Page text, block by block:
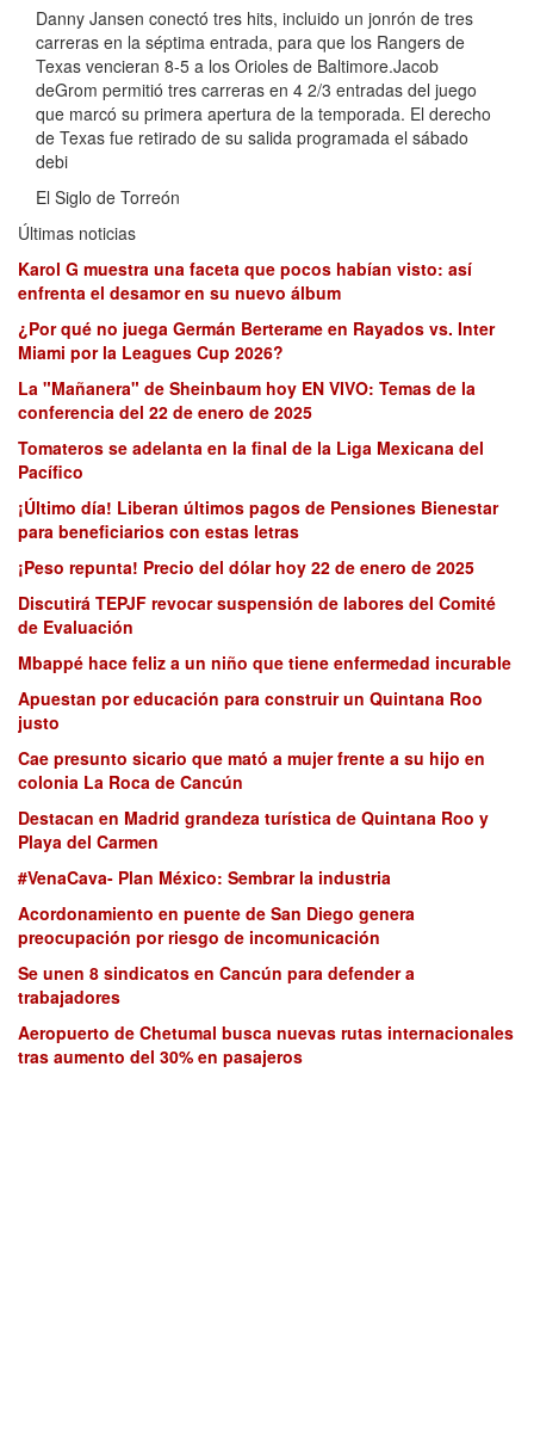
Danny Jansen conectó tres hits, incluido un jonrón de tres
carreras en la séptima entrada, para que los Rangers de
Texas vencieran 8-5 a los Orioles de Baltimore.Jacob
deGrom permitió tres carreras en 4 2/3 entradas del juego
que marcó su primera apertura de la temporada. El derecho
de Texas fue retirado de su salida programada el sábado
debi
El Siglo de Torreón
Últimas noticias
Karol G muestra una faceta que pocos habían visto: así
enfrenta el desamor en su nuevo álbum
¿Por qué no juega Germán Berterame en Rayados vs. Inter
Miami por la Leagues Cup 2026?
La "Mañanera" de Sheinbaum hoy EN VIVO: Temas de la
conferencia del 22 de enero de 2025
Tomateros se adelanta en la final de la Liga Mexicana del
Pacífico
¡Último día! Liberan últimos pagos de Pensiones Bienestar
para beneficiarios con estas letras
¡Peso repunta! Precio del dólar hoy 22 de enero de 2025
Discutirá TEPJF revocar suspensión de labores del Comité
de Evaluación
Mbappé hace feliz a un niño que tiene enfermedad incurable
Apuestan por educación para construir un Quintana Roo
justo
Cae presunto sicario que mató a mujer frente a su hijo en
colonia La Roca de Cancún
Destacan en Madrid grandeza turística de Quintana Roo y
Playa del Carmen
#VenaCava- Plan México: Sembrar la industria
Acordonamiento en puente de San Diego genera
preocupación por riesgo de incomunicación
Se unen 8 sindicatos en Cancún para defender a
trabajadores
Aeropuerto de Chetumal busca nuevas rutas internacionales
tras aumento del 30% en pasajeros